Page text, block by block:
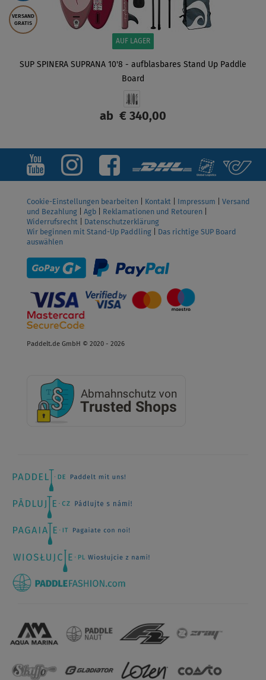
VERSAND
GRATIS
AUF LAGER
SUP SPINERA SUPRANA 10'8 - aufblasbares Stand Up Paddle
Board
ab € 340,00
ANZEIGEN
Cookie-Einstellungen bearbeiten Kontakt Impressum
Versand
und Bezahlung
Agb Reklamationen und Retouren
Widerrufsrecht
Datenschutzerklärung
Wir beginnen mit Stand-Up Paddling
Das richtige SUP Board
auswählen
Paddelt.de GmbH © 2020 - 2026